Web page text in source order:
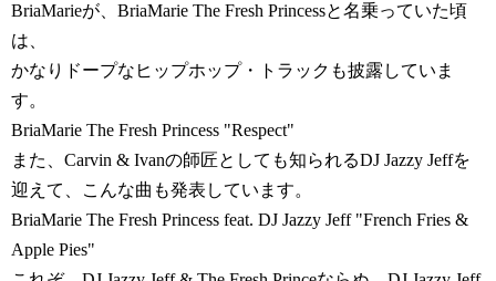
BriaMarieが、BriaMarie The Fresh Princessと名乗っていた頃
は、
かなりドープなヒップホップ・トラックも披露していま
す。
BriaMarie The Fresh Princess "Respect"
また、Carvin & Ivanの師匠としても知られるDJ Jazzy Jeffを
迎えて、こんな曲も発表しています。
BriaMarie The Fresh Princess feat. DJ Jazzy Jeff "French Fries &
Apple Pies"